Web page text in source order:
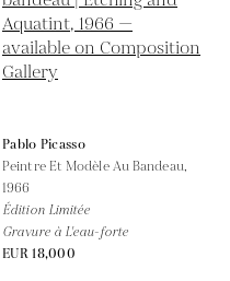
Pablo Picasso
Peintre Et Modèle Au Bandeau,
1966
Édition Limitée
Gravure à L'eau-forte
EUR 18,000